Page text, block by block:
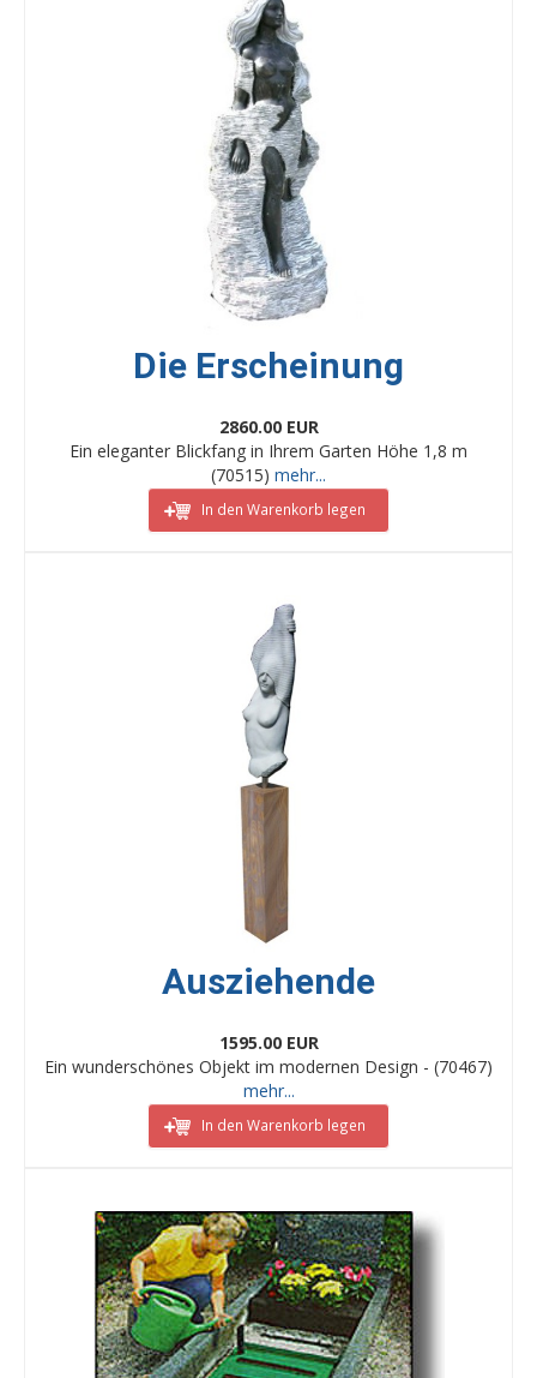
Die Erscheinung
2860.00 EUR
Ein eleganter Blickfang in Ihrem Garten Höhe 1,8 m
(70515) mehr...
In den Warenkorb legen
Ausziehende
1595.00 EUR
Ein wunderschönes Objekt im modernen Design - (70467)
mehr...
In den Warenkorb legen